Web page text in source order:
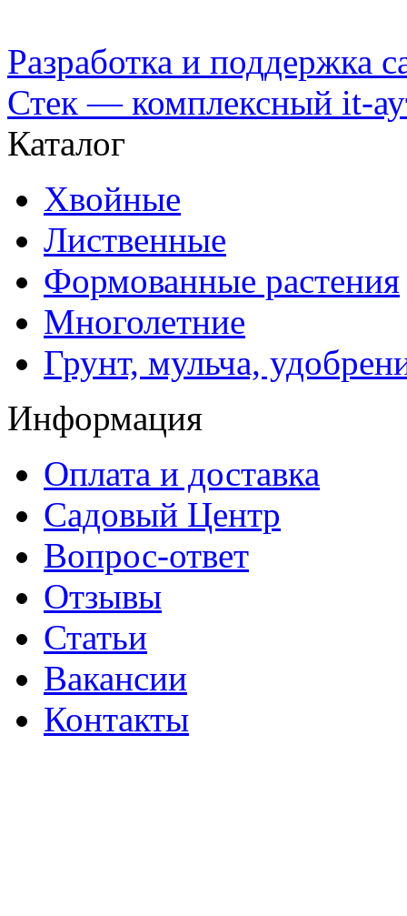
Разработка и поддержка
Стек — комплексный it-
Каталог
Хвойные
Лиственные
Формованные растения
Многолетние
Грунт, мульча,
Информация
Оплата и доставка
Садовый Центр
Вопрос-ответ
Отзывы
Статьи
Вакансии
Контакты